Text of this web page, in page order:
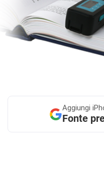
Aggiungi
Fonte